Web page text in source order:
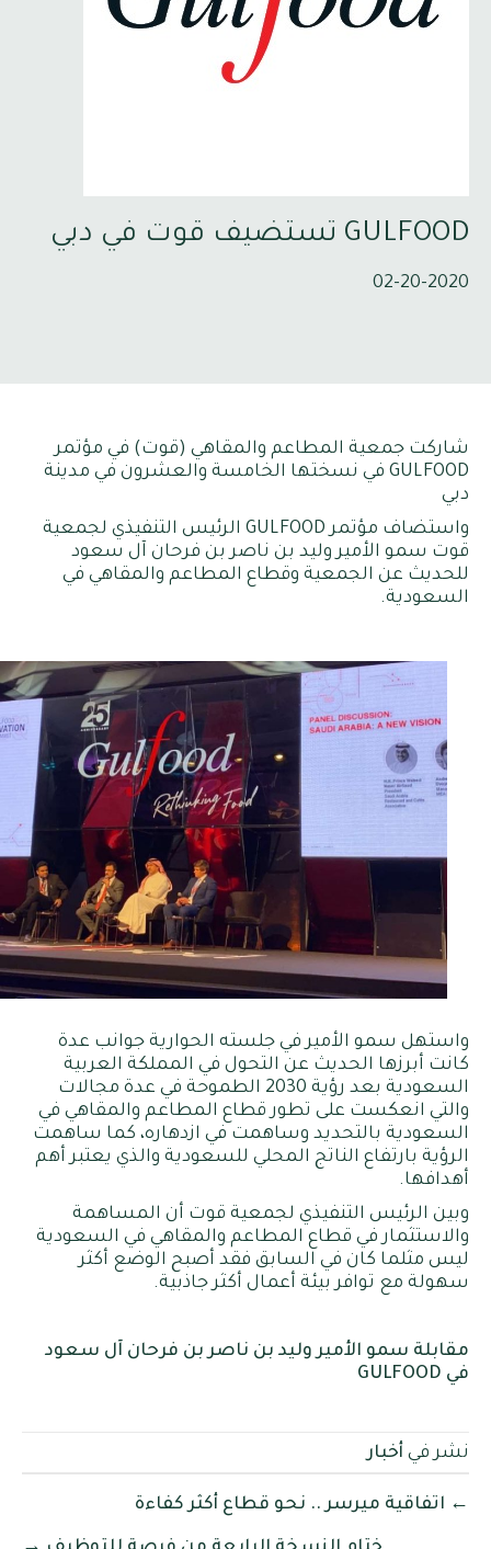
GULFOOD تستضيف قوت في دبي
02-20-2020
شاركت جمعية المطاعم والمقاهي (قوت) في مؤتمر
GULFOOD في نسختها الخامسة والعشرون في مدينة
دبي
واستضاف مؤتمر GULFOOD الرئيس التنفيذي لجمعية
قوت سمو الأمير وليد بن ناصر بن فرحان آل سعود
للحديث عن الجمعية وقطاع المطاعم والمقاهي في
السعودية.
واستهل سمو الأمير في جلسته الحوارية جوانب عدة
كانت أبرزها الحديث عن التحول في المملكة العربية
السعودية بعد رؤية 2030 الطموحة في عدة مجالات
والتي انعكست على تطور قطاع المطاعم والمقاهي في
السعودية بالتحديد وساهمت في ازدهاره، كما ساهمت
الرؤية بارتفاع الناتج المحلي للسعودية والذي يعتبر أهم
أهدافها.
وبين الرئيس التنفيذي لجمعية قوت أن المساهمة
والاستثمار في قطاع المطاعم والمقاهي في السعودية
ليس مثلما كان في السابق فقد أصبح الوضع أكثر
سهولة مع توافر بيئة أعمال أكثر جاذبية.
مقابلة سمو الأمير وليد بن ناصر بن فرحان آل سعود
في GULFOOD
نشر في أخبار
← اتفاقية ميرسر .. نحو قطاع أكثر كفاءة